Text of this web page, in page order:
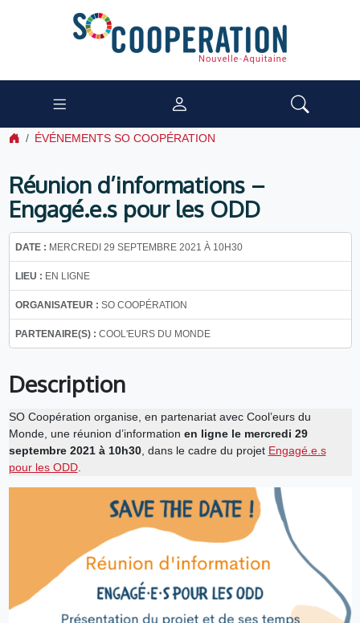
ÉVÉNEMENTS SO COOPÉRATION
Réunion d’informations –
Engagé.e.s pour les ODD
DATE : MERCREDI 29 SEPTEMBRE 2021 À 10H30
LIEU : EN LIGNE
ORGANISATEUR : SO COOPÉRATION
PARTENAIRE(S) : COOL'EURS DU MONDE
Description
SO Coopération organise, en partenariat avec Cool’eurs du
Monde, une réunion d’information en ligne le mercredi 29
septembre 2021 à 10h30, dans le cadre du projet Engagé.e.s
pour les ODD.